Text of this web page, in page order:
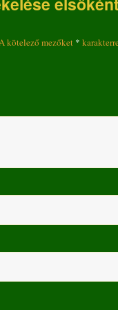
kötelező mezőket *